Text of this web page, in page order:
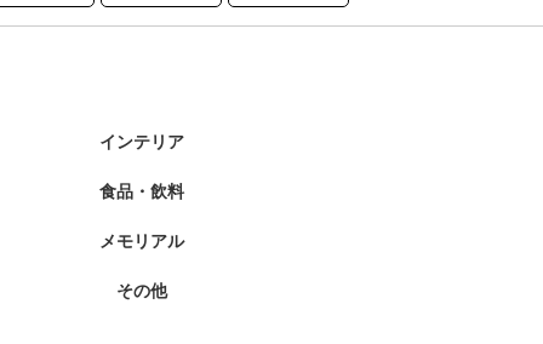
インテリア
食品・飲料
メモリアル
その他